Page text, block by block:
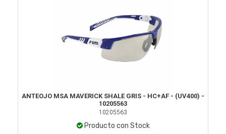
ANTEOJO MSA MAVERICK SHALE GRIS - HC+AF - (UV400) -
10205563
10205563
Producto con Stock